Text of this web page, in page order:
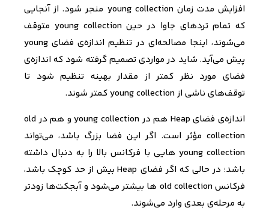
افزایش مدت زمان young collection منجر شود. از آنجایی
که تمام تردهای جاوا در حین young collection متوقف
می‌شوند، اینجا مصالحه‌ای در تنظیم اندازه‌ی فضای young
پیش می‌آید. شاید در مواردی تصمیم گرفته شود که اندازه‌ی
فضای مورد نظر کمتر از مقدار بهینه تنظیم شود تا
توقف‌های ناشی از young collectionکمتر شوند.
اندازه‌ی فضای Heap
هم در young collectionو هم در old
collection مؤثر است. اگر این فضا بزرگ باشد، می‌تواند
young collection هایی با فرکانس بالا را به دنبال داشته
باشد؛ در حالی که اگر فضای Heap
بیش از حد کوچک باشد،
فرکانس old collection ها بیشتر می‌شود و آبجکت‌ها زودتر
به مرحله‌ی بعدی وارد می‌شوند.